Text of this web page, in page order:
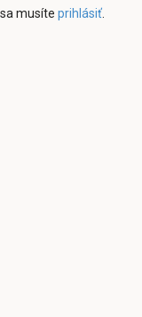
musíte prihlásiť